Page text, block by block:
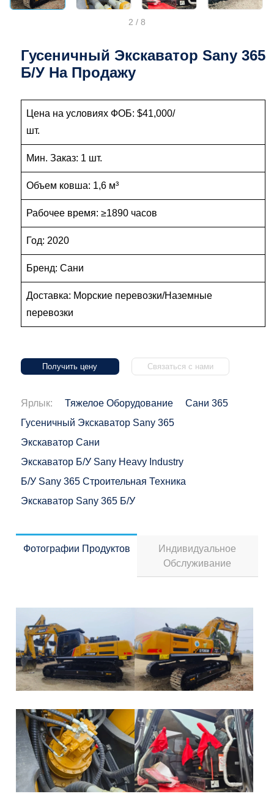
2 / 8
Гусеничный Экскаватор Sany 365
Б/у На Продажу
Цена на условиях ФОБ: $41,000/
шт.
Мин. Заказ: 1 шт.
Объем ковша: 1,6 м³
Рабочее время: ≥1890 часов
Год: 2020
Бренд: Сани
Доставка: Морские перевозки/Наземные
перевозки
Получить цену Связаться с нами
Ярлык: Тяжелое Оборудование
Сани 365
Гусеничный Экскаватор Sany 365
Экскаватор Сани
Экскаватор Б/у Sany Heavy Industry
Б/у Sany 365 Строительная Техника
Экскаватор Sany 365 Б/у
Фотографии Продуктов
Индивидуальное
Обслуживание